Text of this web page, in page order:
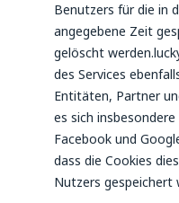
Benutzers für die in
angegebene Zeit
gelöscht
des Services
Entitäten, Partner
es sich
Facebook und
dass die Cookies
Nutzers gespeichert